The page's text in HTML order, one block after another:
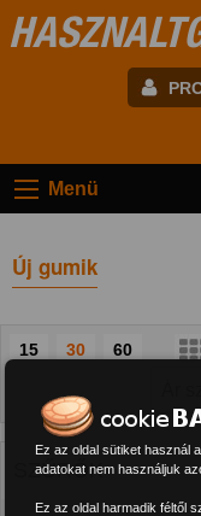
Jelszó:
Menü
Új gumik
15 30
60
SZŰRŐK
Ez az oldal sütiket használ
adatokat nem használjuk
Ez az oldal harmadik féltől